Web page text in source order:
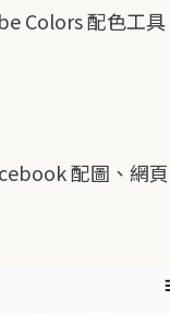
Colors 配色工
配圖、網